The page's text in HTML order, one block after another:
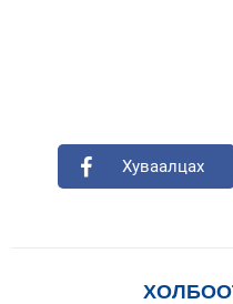
Хуваалцах